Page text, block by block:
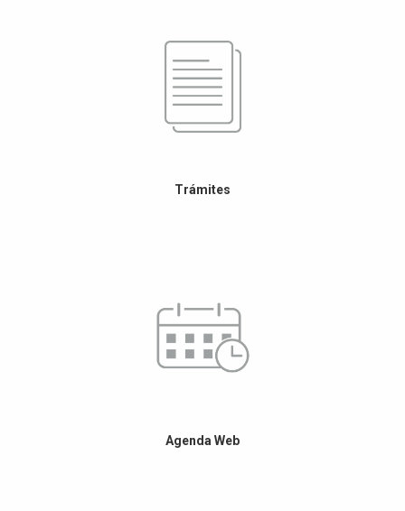
Trámites
Agenda Web